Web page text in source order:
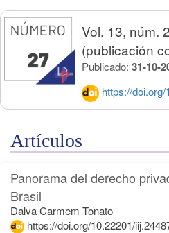
Vol. 13, núm.
(publicación
Publicado: 31-10-
https://
Artículos
Panorama del derecho
Brasil
Dalva Carmem Tonato
https://doi.org/10.22201/